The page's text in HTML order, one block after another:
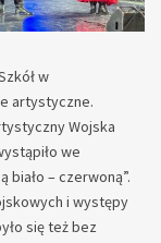
w
artystyczne.
Wojska
we
– czerwoną”.
i występy
się też bez